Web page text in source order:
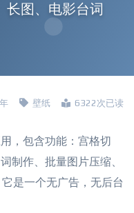
长图、电影台词
壁纸 6322次已读
，包含功能：宫格切
制作、批量图片压缩、
是一个无广告，无后台